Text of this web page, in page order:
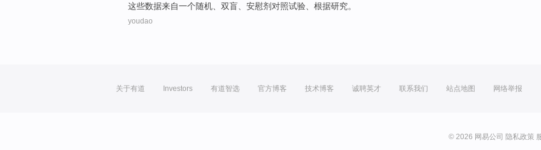
这些数据来自一个随机 双盲 安慰剂 对照试验、根据研究。
youdao
关于有道 Investors 有道智选 官方博客 技术博客 诚聘英才 联系我们 站点地图 网络举报
© 2026 网易公司 隐私政策